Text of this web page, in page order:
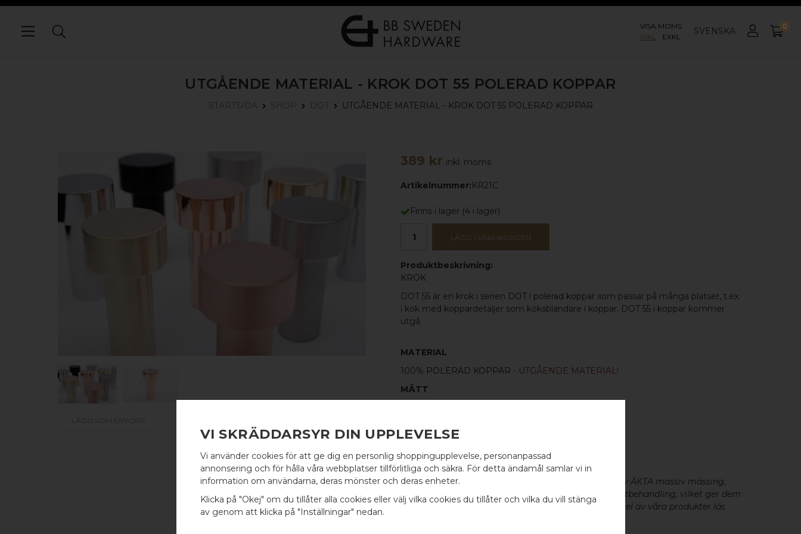
VISA MOMS
INKL
EXKL SVENSKA
WELCOME TO
BB SWEDEN HARDWARE
Välj land / Choose country
0
UTGÅENDE MATERIAL - KROK DOT 55 POLERAD KOPPAR
STARTSIDA SHOP DOT UTGÅENDE MATERIAL - KROK DOT 55 POLERAD KOPPAR
389 kr inkl. moms
Artikelnummer:KR21C
Finns i lager (4 i lager)
LÄGG I VARUKORGEN
Produktbeskrivning:
KROK
DOT 55 är en krok i serien DOT i polerad koppar som passar på många platser, t.ex.
i kök med koppardetaljer som köksblandare i koppar. DOT 55 i koppar kommer
utgå.
MATERIAL
100% POLERAD KOPPAR - UTGÅENDE MATERIAL!
MÅTT
100% ÄKTA METALL - Alla våra beslag är tillverkade av ÄKTA massiv mässing,
koppar, rostfritt stål eller aluminium utan metallisk ytbehandling, vilket ger dem
en väldigt lång livslängd och vacker patina. För skötsel av våra produkter läs
VI SKRÄDDARSYR DIN UPPLEVELSE
Vi använder cookies för att ge dig en personlig shoppingupplevelse, personanpassad
annonsering och för hålla våra webbplatser tillförlitliga och säkra. För detta ändamål samlar vi in
information om användarna, deras mönster och deras enheter.
Klicka på "Okej" om du tillåter alla cookies eller välj vilka cookies du tillåter och vilka du vill stänga
av genom att klicka på "Inställningar" nedan.